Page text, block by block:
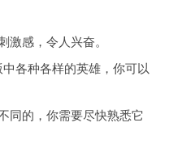
激感，令人兴奋。
各种各样的英雄，你可以
同的，你需要尽快熟悉它